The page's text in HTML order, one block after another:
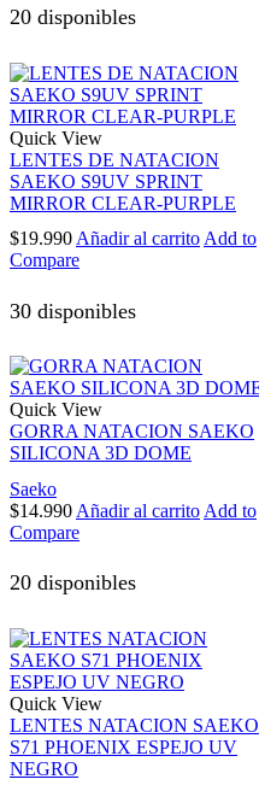
20 disponibles
Quick View
LENTES DE NATACION
SAEKO S9UV SPRINT
MIRROR CLEAR-PURPLE
$19.990 Añadir al carrito Add to
Compare
30 disponibles
Quick View
GORRA NATACION SAEKO
SILICONA 3D DOME
Saeko
$14.990 Añadir al carrito Add to
Compare
20 disponibles
Quick View
LENTES NATACION SAEKO
S71 PHOENIX ESPEJO UV
NEGRO